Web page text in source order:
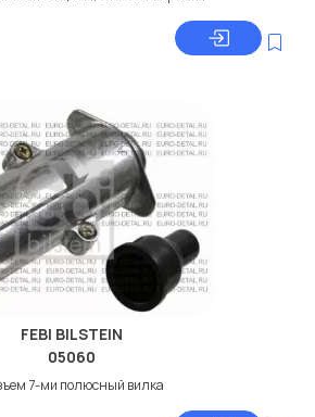
FEBI BILSTEIN
05060
7-ми полюсный вилка